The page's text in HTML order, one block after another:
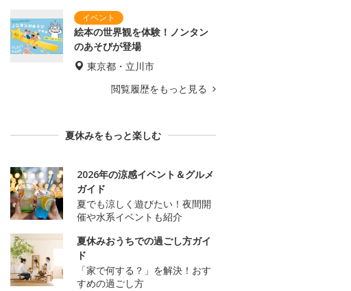
絵本の世界観を体験！ノンタン
のあそびが登場
東京都・立川市
閲覧履歴をもっと見る
夏休みをもっと楽しむ
2026年の涼感イベント＆グルメ
ガイド
夏でも涼しく遊びたい！夜間開
催や水系イベントも紹介
夏休みおうちでの過ごし方ガイ
ド
「家で何する？」を解決！おす
すめの過ごし方